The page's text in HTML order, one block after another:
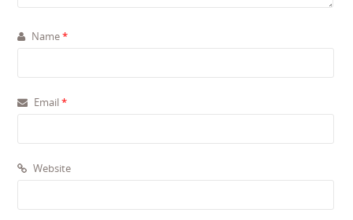
Name*
Email*
Website